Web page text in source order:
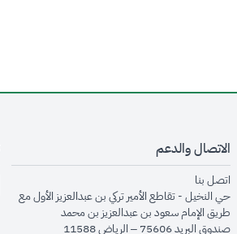
الاتصال والدعم
اتصل بنا
حي النخيل - تقاطع الأمير تركي بن عبدالعزيز الأول مع
طريق الإمام سعود بن عبدالعزيز بن محمد
صندوق البريد 75606 – الرياض 11588